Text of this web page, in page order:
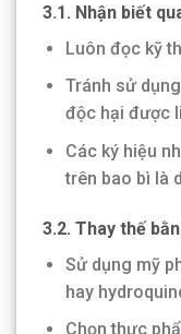
3.1. Nhận biết
Luôn đọc kỹ
Tránh sử
độc hại được
Các ký hiệu
trên bao bì là
3.2. Thay thế
Sử dụng mỹ
hay
Chọn thực